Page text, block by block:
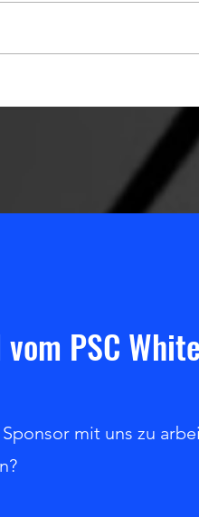
TCC Ergebnis
PSC
mit uns zu